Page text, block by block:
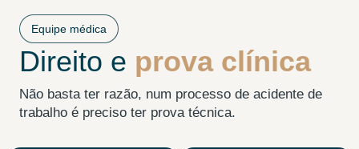
Equipe médica
Direito e prova clínica
Não basta ter razão, num processo de acidente de
trabalho é preciso ter prova técnica.